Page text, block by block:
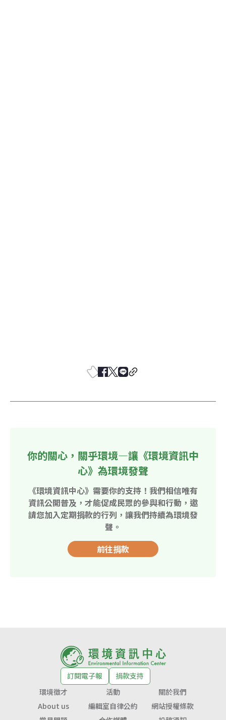
你的關心，關乎環境—讓《環境資訊中
心》為環境發聲
《環境資訊中心》需要你的支持！我們相信唯有
資訊公開普及，才能促成民眾的參與和行動，邀
請您加入定期捐款的行列，讓我們持續為環境發
聲。
前往捐款
訂閱電子報
捐款支持
環境徵才
活動
關於我們
About us
編輯室自律公約
網站授權條款